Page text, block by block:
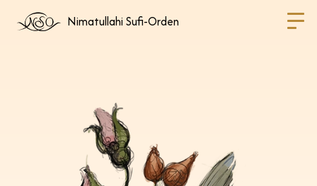
Nimatullahi Sufi-Orden